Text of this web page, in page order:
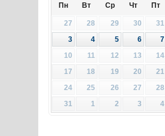
Пн Вт Ср Чт Пт
27 28 29 30 31
3
4 5 6 7
10
11 12 13 14
17
18 19 20 21
24
25 26 27 28
31
1 2 3 4